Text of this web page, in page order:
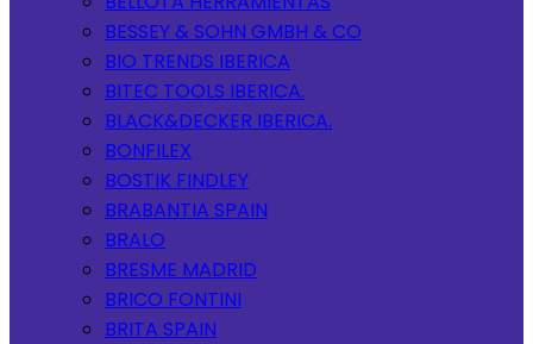
BESSEY & SOHN GMBH & CO
BIO TRENDS IBERICA
BITEC TOOLS IBERICA.
BLACK&DECKER IBERICA.
BONFILEX
BOSTIK FINDLEY
BRABANTIA SPAIN
BRALO
BRESME MADRID
BRICO FONTINI
BRITA SPAIN